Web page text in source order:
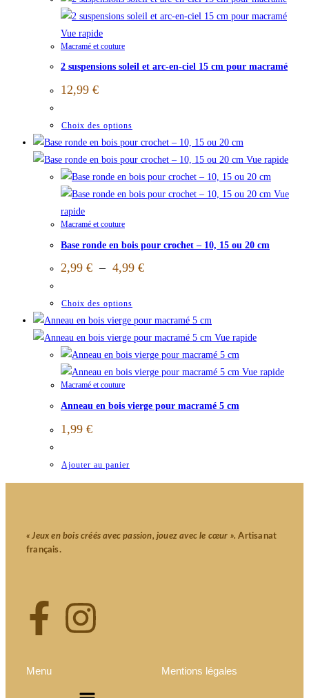
Vue rapide
Macramé et couture
2 suspensions soleil et arc-en-ciel 15 cm pour macramé
12,99 €
Choix des options
Vue rapide
Vue
rapide
Macramé et couture
Base ronde en bois pour crochet – 10, 15 ou 20 cm
2,99 € – 4,99 €
Choix des options
Vue rapide
Vue rapide
Macramé et couture
Anneau en bois vierge pour macramé 5 cm
1,99 €
Ajouter au panier
« Jeux en bois créés avec passion, jouez avec le cœur ».Artisanat
français.
Menu Mentions légales